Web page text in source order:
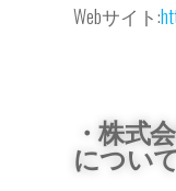
Webサイト:
・株式
について